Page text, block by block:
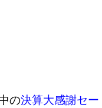
の決算大感謝セー